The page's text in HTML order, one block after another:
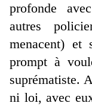
profonde
autres
menacent) et
prompt à
suprématiste.
ni loi, avec